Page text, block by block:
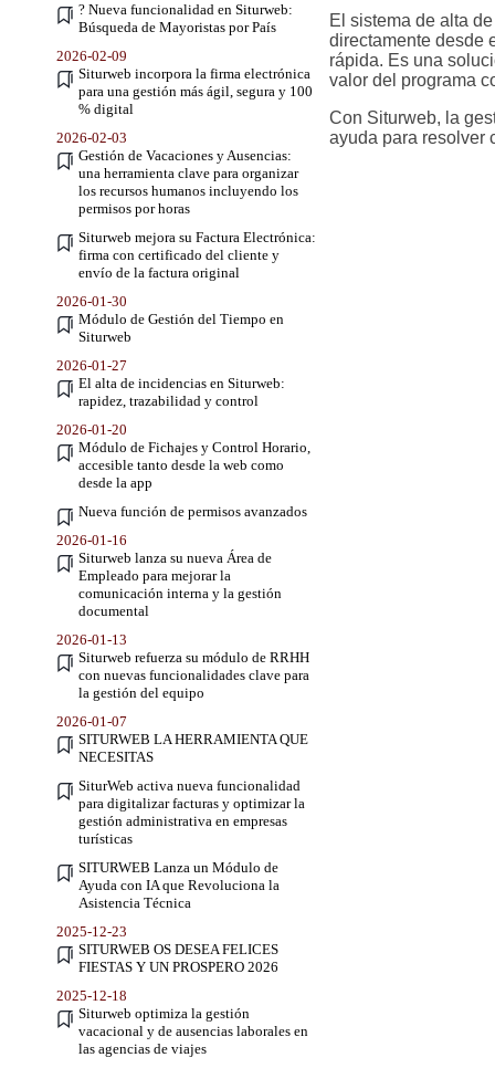
? Nueva funcionalidad en Siturweb:
Búsqueda de Mayoristas por País
2026-02-09
Siturweb incorpora la firma electrónica
para una gestión más ágil, segura y 100
% digital
2026-02-03
Gestión de Vacaciones y Ausencias:
una herramienta clave para organizar
los recursos humanos incluyendo los
permisos por horas
Siturweb mejora su Factura Electrónica:
firma con certificado del cliente y
envío de la factura original
2026-01-30
Módulo de Gestión del Tiempo en
Siturweb
2026-01-27
El alta de incidencias en Siturweb:
rapidez, trazabilidad y control
2026-01-20
Módulo de Fichajes y Control Horario,
accesible tanto desde la web como
desde la app
Nueva función de permisos avanzados
2026-01-16
Siturweb lanza su nueva Área de
Empleado para mejorar la
comunicación interna y la gestión
documental
2026-01-13
Siturweb refuerza su módulo de RRHH
con nuevas funcionalidades clave para
la gestión del equipo
2026-01-07
SITURWEB LA HERRAMIENTA QUE
NECESITAS
SiturWeb activa nueva funcionalidad
para digitalizar facturas y optimizar la
gestión administrativa en empresas
turísticas
SITURWEB Lanza un Módulo de
Ayuda con IA que Revoluciona la
Asistencia Técnica
2025-12-23
SITURWEB OS DESEA FELICES
FIESTAS Y UN PROSPERO 2026
2025-12-18
Siturweb optimiza la gestión
vacacional y de ausencias laborales en
las agencias de viajes
El sistema de alta
directamente desde
rápida. Es una
valor del programa
Con Siturweb, la
ayuda para resolver